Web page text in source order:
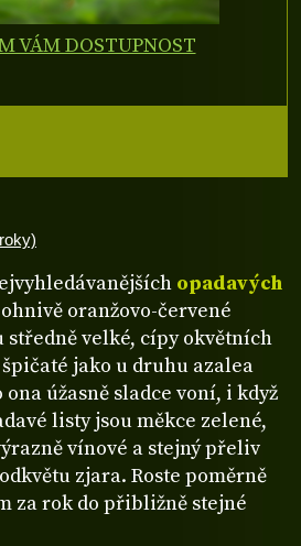
opadavých
ohnivě oranžovo-červené
středně velké, cípy okvětních
jako u druhu azalea
úžasně sladce voní, i když
listy jsou měkce zelené,
vínové a stejný přeliv
zjara. Roste poměrně
za rok do přibližně stejné
VÁM DOSTUPNOST